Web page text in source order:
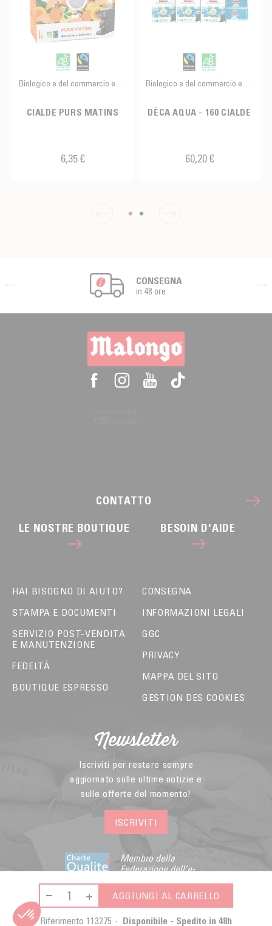
AGGIUNGI AL CARRELLO
Riferimento 113275 Disponibile - Spedito in 48h
Biologico e del commercio equo e solidale
CIALDE PURS MATINS
6,35 €
Biologico e del commercio equo e solidale
DÉCA AQUA - 160 CIALDE
60,20 €
CONSEGNA
in 48 ore
CONTATTO
LE NOSTRE BOUTIQUE BESOIN D'AIDE
HAI BISOGNO DI AIUTO?
STAMPA E DOCUMENTI
SERVIZIO POST-VENDITA
E MANUTENZIONE
FEDELTÀ
BOUTIQUE ESPRESSO
CONSEGNA
INFORMAZIONI LEGALI
GGC
PRIVACY
MAPPA DEL SITO
GESTION DES COOKIES
Newsletter
Iscriviti per restare sempre
aggiornato sulle ultime notizie e
sulle offerte del momento!
ISCRIVITI
Membro della
Federazione dell’e-
vendita a distanza
© 2026 - Malongo -